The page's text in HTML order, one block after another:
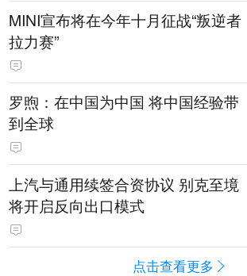
MINI宣布将在今年十月征战“叛逆者
拉力赛”
罗煦：在中国为中国 将中国经验带
到全球
上汽与通用续签合资协议 别克至境
将开启反向出口模式
点击查看更多